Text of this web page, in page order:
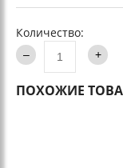
Количество:
ПОХОЖИЕ